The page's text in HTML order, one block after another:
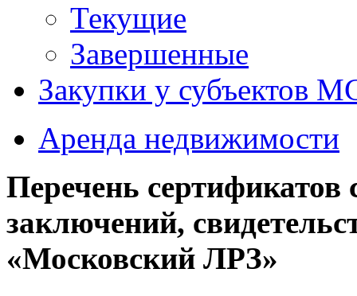
Текущие
Завершенные
Закупки у субъектов
Аренда недвижимости
Перечень сертификатов
заключений,
«Московский ЛРЗ»